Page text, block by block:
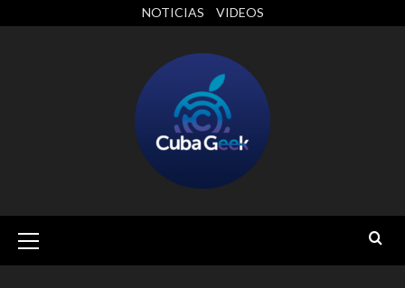
NOTICIAS VIDEOS